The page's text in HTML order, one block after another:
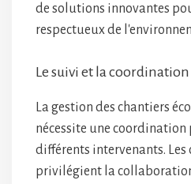
de solutions innovantes
respectueux de
Le suivi et la
La gestion des chantiers
nécessite une coordination
différents intervenants. Les
privilégient la